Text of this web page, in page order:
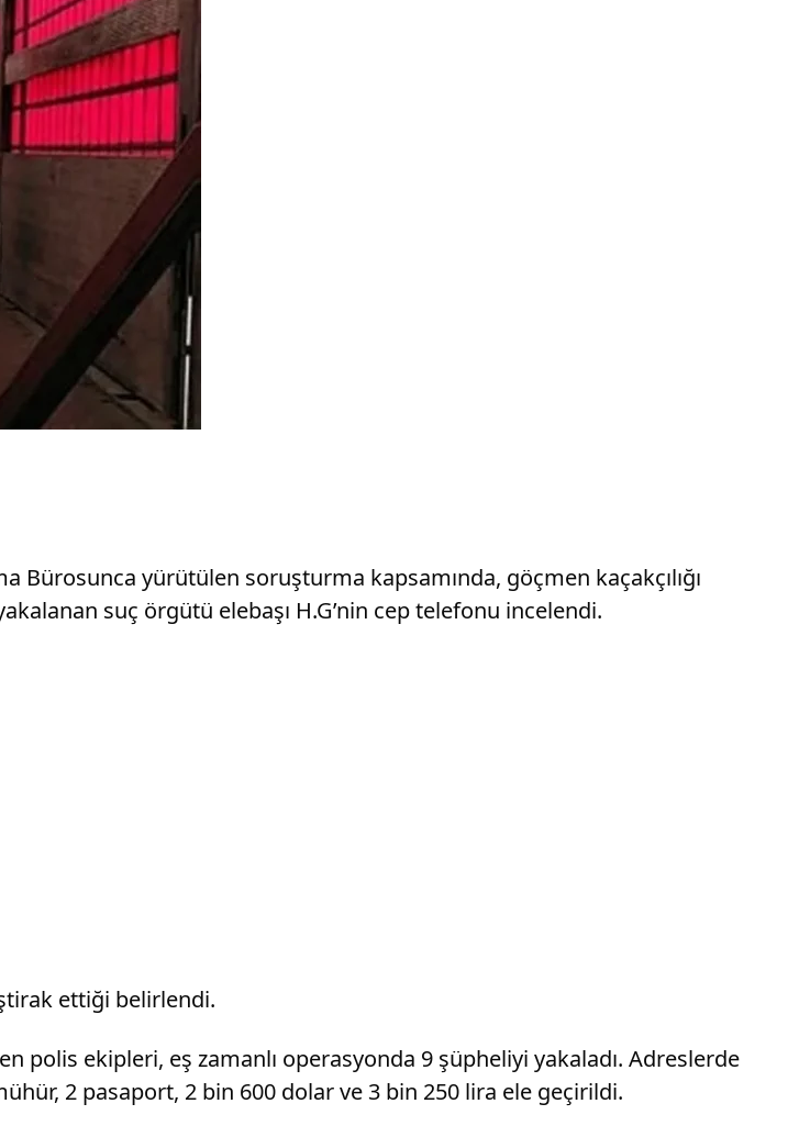
Bürosunca yürütülen soruşturma kapsamında, göçmen kaçakçılığı
suç örgütü elebaşı H.G’nin cep telefonu incelendi.
ettiği belirlendi.
polis ekipleri, eş zamanlı operasyonda 9 şüpheliyi yakaladı. Adreslerde
2 pasaport, 2 bin 600 dolar ve 3 bin 250 lira ele geçirildi.